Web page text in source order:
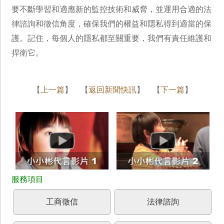
要不斷學習和適應新的監控技術和威脅，並運用合適的法
律諮詢和徵信角度，確保我們的權益和隱私得到適當的保
護。記住，每個人的隱私都至關重要，我們有責任維護和
捍衛它。
【 上一篇 】 【返回新聞快訊】 【下一篇 】
工商徵信 法律諮詢